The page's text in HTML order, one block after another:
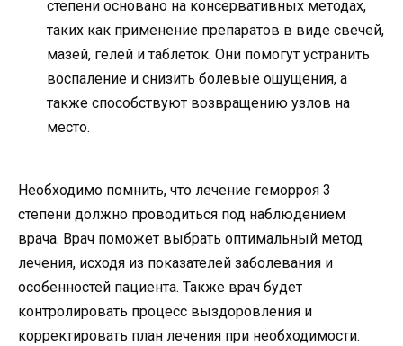
степени основано на консервативных методах,
таких как применение препаратов в виде свечей,
мазей, гелей и таблеток. Они помогут устранить
воспаление и снизить болевые ощущения, а
также способствуют возвращению узлов на
место.
Необходимо помнить, что лечение геморроя 3
степени должно проводиться под наблюдением
врача. Врач поможет выбрать оптимальный метод
лечения, исходя из показателей заболевания и
особенностей пациента. Также врач будет
контролировать процесс выздоровления и
корректировать план лечения при необходимости.